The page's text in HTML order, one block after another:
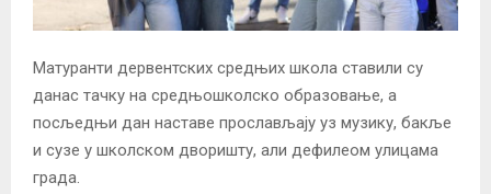
Матуранти дервентских средњих школа ставили су
данас тачку на средњошколско образовање, а
посљедњи дан наставе прослављају уз музику, бакље
и сузе у школском дворишту, али дефилеом улицама
града.